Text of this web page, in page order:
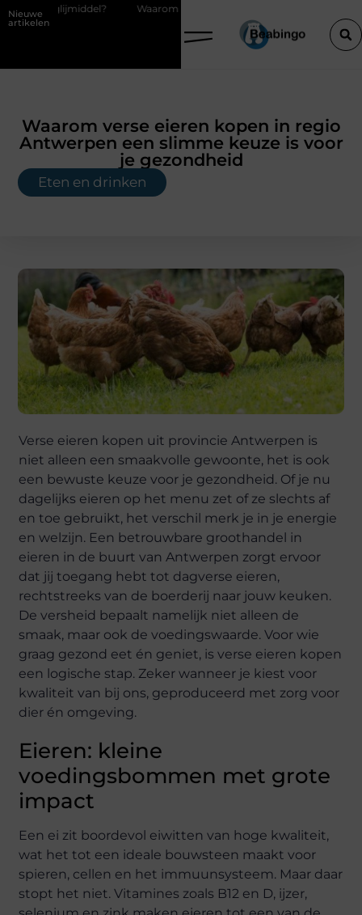
Nieuwe
artikelen
Waarom kiezen voor een boekhouder in Kortrijk bij digitaal
Waarom verse eieren kopen in regio
Antwerpen een slimme keuze is voor
je gezondheid
Eten en drinken
Verse eieren kopen uit provincie Antwerpen is
niet alleen een smaakvolle gewoonte, het is ook
een bewuste keuze voor je gezondheid. Of je nu
dagelijks eieren op het menu zet of ze slechts af
en toe gebruikt, het verschil merk je in je energie
en welzijn. Een betrouwbare groothandel in
eieren in de buurt van Antwerpen zorgt ervoor
dat jij toegang hebt tot dagverse eieren,
rechtstreeks van de boerderij naar jouw keuken.
De versheid bepaalt namelijk niet alleen de
smaak, maar ook de voedingswaarde. Voor wie
graag gezond eet én geniet, is verse eieren kopen
een logische stap. Zeker wanneer je kiest voor
kwaliteit van bij ons, geproduceerd met zorg voor
dier én omgeving.
Eieren: kleine
voedingsbommen met grote
impact
Een ei zit boordevol eiwitten van hoge kwaliteit,
wat het tot een ideale bouwsteen maakt voor
spieren, cellen en het immuunsysteem. Maar daar
stopt het niet. Vitamines zoals B12 en D, ijzer,